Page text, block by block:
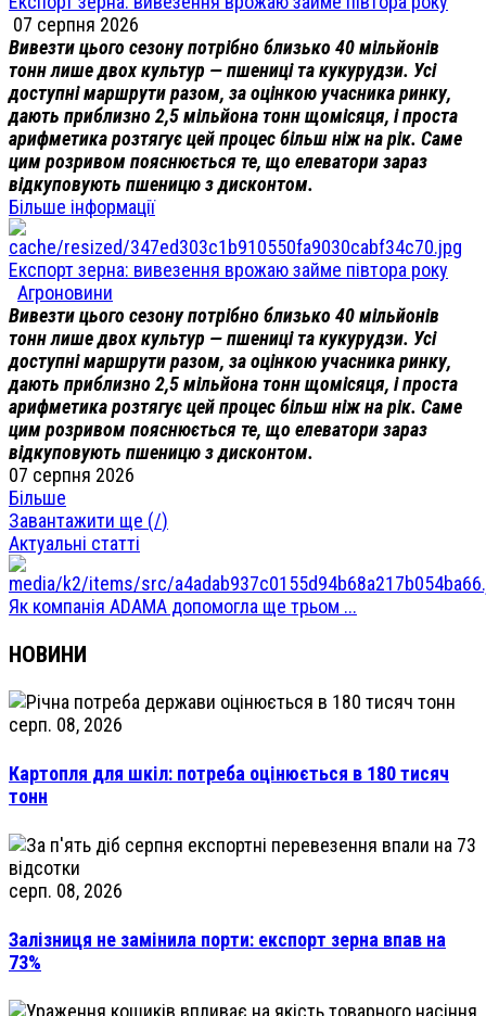
07 серпня 2026
Вивезти цього сезону потрібно близько 40 мільйонів
тонн лише двох культур — пшениці та кукурудзи. Усі
доступні маршрути разом, за оцінкою учасника ринку,
дають приблизно 2,5 мільйона тонн щомісяця, і проста
арифметика розтягує цей процес більш ніж на рік. Саме
цим розривом пояснюється те, що елеватори зараз
відкуповують пшеницю з дисконтом.
Більше інформації
Експорт зерна: вивезення врожаю займе півтора року
Агроновини
Вивезти цього сезону потрібно близько 40 мільйонів
тонн лише двох культур — пшениці та кукурудзи. Усі
доступні маршрути разом, за оцінкою учасника ринку,
дають приблизно 2,5 мільйона тонн щомісяця, і проста
арифметика розтягує цей процес більш ніж на рік. Саме
цим розривом пояснюється те, що елеватори зараз
відкуповують пшеницю з дисконтом.
07 серпня 2026
Більше
Завантажити ще (/)
Актуальні статті
Як компанія ADAMA допомогла ще трьом ...
НОВИНИ
серп. 08, 2026
Картопля для шкіл: потреба оцінюється в 180 тисяч
тонн
серп. 08, 2026
Залізниця не замінила порти: експорт зерна впав на
73%